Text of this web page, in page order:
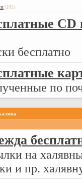
(105)
CD
бесплатно
по
на
и пр.